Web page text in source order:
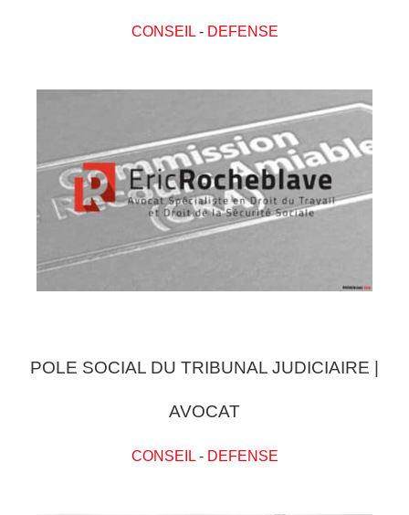
CONSEIL- DEFENSE
POLE SOCIAL DU TRIBUNAL JUDICIAIRE |
AVOCAT
CONSEIL- DEFENSE